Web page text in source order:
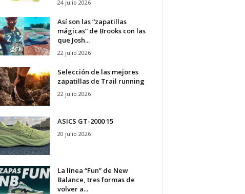
24 julio 2026
Así son las “zapatillas
mágicas” de Brooks con las
que Josh...
22 julio 2026
Selección de las mejores
zapatillas de Trail running
22 julio 2026
ASICS GT-2000 15
20 julio 2026
La línea “Fun” de New
Balance, tres formas de
volver a...